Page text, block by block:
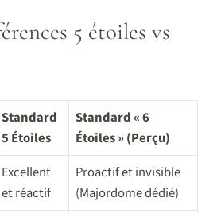
5 étoiles vs
Standard
5 Étoiles
Standard « 6
Étoiles » (Perçu)
Excellent
et réactif
Proactif et invisible
(Majordome dédié)